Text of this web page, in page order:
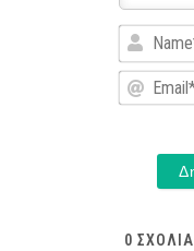
0 ΣΧΌΛΙΑ